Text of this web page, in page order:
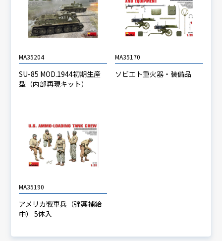
MA35204
SU-85 MOD.1944初期生産
型（内部再現キット）
MA35170
ソビエト重火器・装備品
MA35190
アメリカ戦車兵（弾薬補給
中） 5体入